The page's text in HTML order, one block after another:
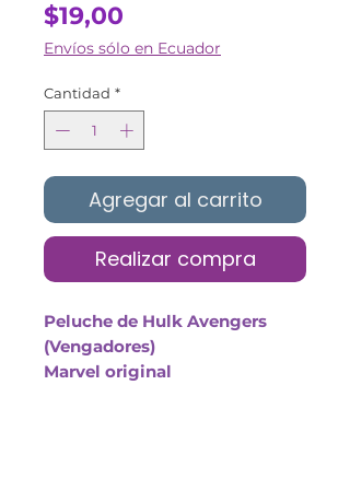
$19,00
Envíos sólo en Ecuador
Cantidad *
Agregar al carrito
Realizar compra
Peluche de Hulk Avengers
(Vengadores)
Marvel original